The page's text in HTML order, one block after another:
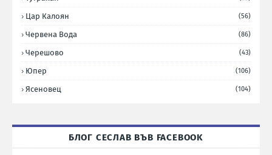
Цар Калоян (56)
Червена Вода (86)
Черешово (43)
Юпер (106)
Ясеновец (104)
БЛОГ СЕСЛАВ ВЪВ FACEBOOK